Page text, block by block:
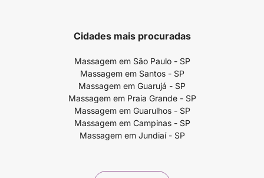
Cidades mais procuradas
Massagem em São Paulo - SP
Massagem em Santos - SP
Massagem em Guarujá - SP
Massagem em Praia Grande - SP
Massagem em Guarulhos - SP
Massagem em Campinas - SP
Massagem em Jundiaí - SP